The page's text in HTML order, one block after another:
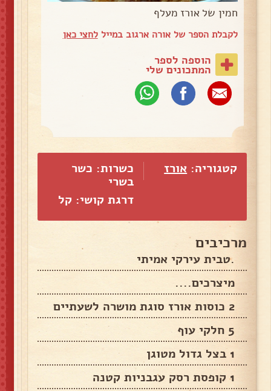
חמין של אורז מעלף
לקבלת הספר של אורה ארגוב במייללחצי כאן
הוספה לספר
המתכונים שלי
קטגוריה: אורז
כשרות: כשר
בשרי
דרגת קושי: קל
מרכיבים
.טבית עירקי אמיתי
מיצרכים....
2 כוסות אורז סוגת מושרה לשעתיים
5 חלקי עוף
1 בצל גדול מטוגן
1 קופסת רסק עגבניות קטנה